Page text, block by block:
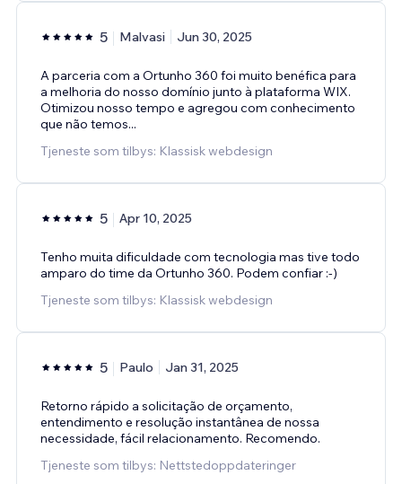
5 Malvasi Jun 30, 2025
A parceria com a Ortunho 360 foi muito benéfica para
a melhoria do nosso domínio junto à plataforma WIX.
Otimizou nosso tempo e agregou com conhecimento
que não temos...
Tjeneste som tilbys: Klassisk webdesign
5 Apr 10, 2025
Tenho muita dificuldade com tecnologia mas tive todo
amparo do time da Ortunho 360. Podem confiar :-)
Tjeneste som tilbys: Klassisk webdesign
5 Paulo Jan 31, 2025
Retorno rápido a solicitação de orçamento,
entendimento e resolução instantânea de nossa
necessidade, fácil relacionamento. Recomendo.
Tjeneste som tilbys: Nettstedoppdateringer